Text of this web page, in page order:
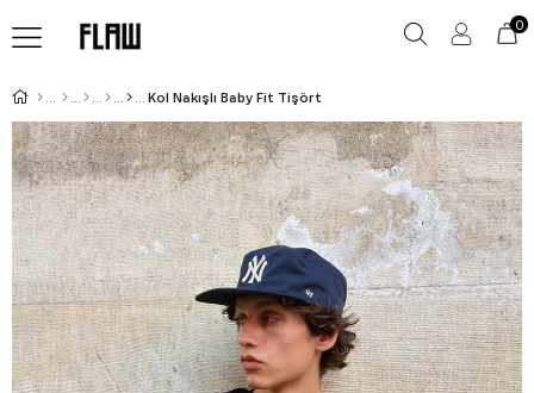
0
Kol Nakışlı Baby Fit Tişört